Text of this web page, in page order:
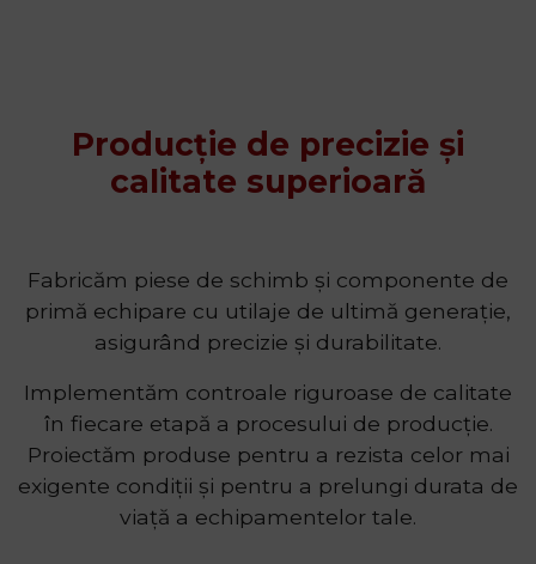
Producție de precizie și
calitate superioară
Fabricăm piese de schimb și componente de
primă echipare cu utilaje de ultimă generație,
asigurând precizie și durabilitate.
Implementăm controale riguroase de calitate
în fiecare etapă a procesului de producție.
Proiectăm produse pentru a rezista celor mai
exigente condiții și pentru a prelungi durata de
viață a echipamentelor tale.